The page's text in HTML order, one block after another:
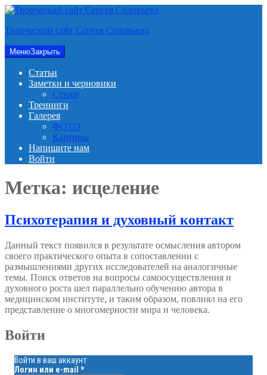
Перейти
содержимому
Творческий сайт Сергея Соловьева
МенюЗакрыть
Статьи
Заметки и черновики
Стихи
Тренинги
Галерея
ФОТО
Картины
Напишите нам
Войти
Метка: исцеление
Психотерапия и духовный контакт
Данный текст появился в результате осмысления автором
своего практического опыта в сопоставлении с
размышлениями других исследователей на аналогичные
темы. Поиск ответов на вопросы самоосуществления и
духовного роста шел параллельно обучению автора в
медицинском институте, и таким образом, повлиял на его
представление о многомерности мира и человека.
Войти
Войти в ваш аккаунт
Логин или e-mail *